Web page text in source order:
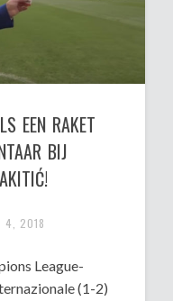
EEN RAKET
BIJ
4, 2018
League-
(1-2)